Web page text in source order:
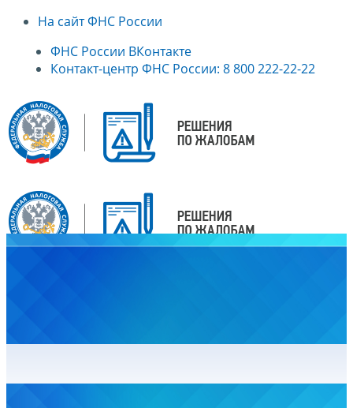
На сайт ФНС России
ФНС России ВКонтакте
Контакт-центр ФНС России: 8 800 222-22-22